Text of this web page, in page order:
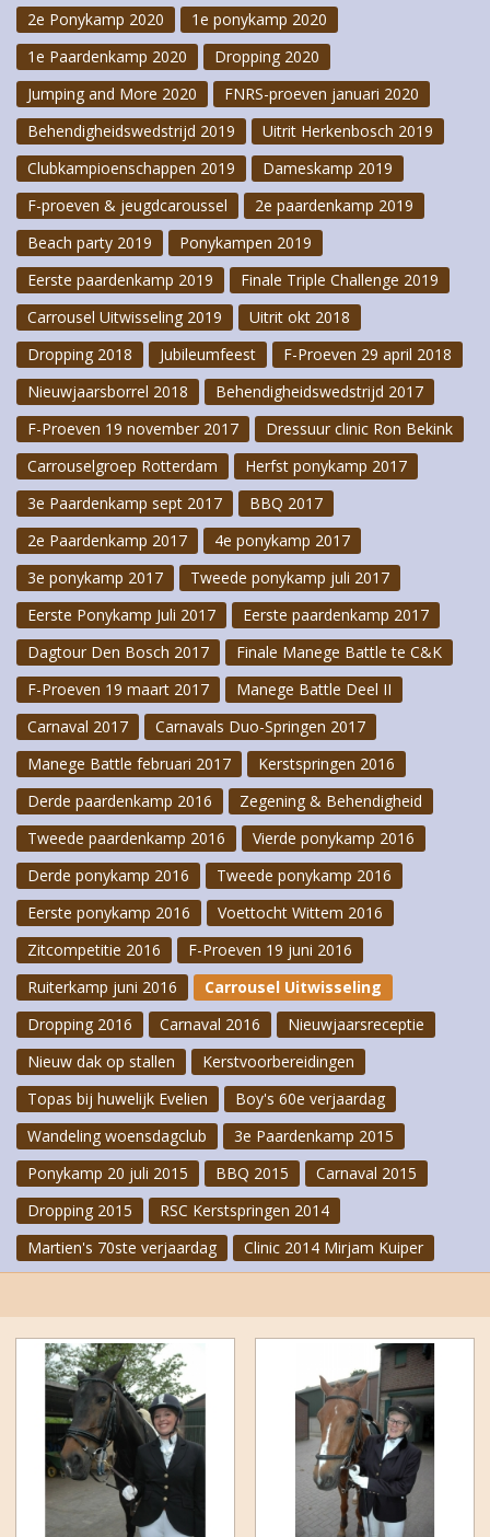
2e Ponykamp 2020
1e ponykamp 2020
1e Paardenkamp 2020
Dropping 2020
Jumping and More 2020
FNRS-proeven januari 2020
Behendigheidswedstrijd 2019
Uitrit Herkenbosch 2019
Clubkampioenschappen 2019
Dameskamp 2019
F-proeven & jeugdcaroussel
2e paardenkamp 2019
Beach party 2019
Ponykampen 2019
Eerste paardenkamp 2019
Finale Triple Challenge 2019
Carrousel Uitwisseling 2019
Uitrit okt 2018
Dropping 2018
Jubileumfeest
F-Proeven 29 april 2018
Nieuwjaarsborrel 2018
Behendigheidswedstrijd 2017
F-Proeven 19 november 2017
Dressuur clinic Ron Bekink
Carrouselgroep Rotterdam
Herfst ponykamp 2017
3e Paardenkamp sept 2017
BBQ 2017
2e Paardenkamp 2017
4e ponykamp 2017
3e ponykamp 2017
Tweede ponykamp juli 2017
Eerste Ponykamp Juli 2017
Eerste paardenkamp 2017
Dagtour Den Bosch 2017
Finale Manege Battle te C&K
F-Proeven 19 maart 2017
Manege Battle Deel II
Carnaval 2017
Carnavals Duo-Springen 2017
Manege Battle februari 2017
Kerstspringen 2016
Derde paardenkamp 2016
Zegening & Behendigheid
Tweede paardenkamp 2016
Vierde ponykamp 2016
Derde ponykamp 2016
Tweede ponykamp 2016
Eerste ponykamp 2016
Voettocht Wittem 2016
Zitcompetitie 2016
F-Proeven 19 juni 2016
Ruiterkamp juni 2016
Carrousel Uitwisseling
Dropping 2016
Carnaval 2016
Nieuwjaarsreceptie
Nieuw dak op stallen
Kerstvoorbereidingen
Topas bij huwelijk Evelien
Boy's 60e verjaardag
Wandeling woensdagclub
3e Paardenkamp 2015
Ponykamp 20 juli 2015
BBQ 2015
Carnaval 2015
Dropping 2015
RSC Kerstspringen 2014
Martien's 70ste verjaardag
Clinic 2014 Mirjam Kuiper